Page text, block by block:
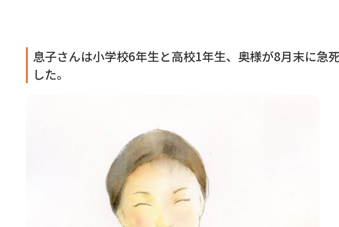
息子さんは小学校6年生と高校1年生、奥様が8月末に急
した。